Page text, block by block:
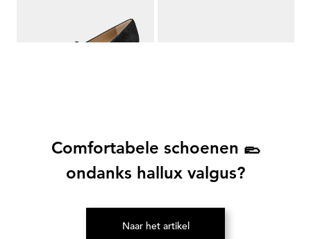
Comfortabele schoenen 🥿
ondanks hallux valgus?
Naar het artikel
(Opent in een nieuw tabblad)